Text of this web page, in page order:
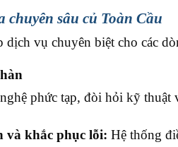
chuyên sâu củ Toàn Cầu
dịch vụ chuyên biệt cho các
phức tạp, đòi hỏi kỹ
và khắc phục lỗi: Hệ thống